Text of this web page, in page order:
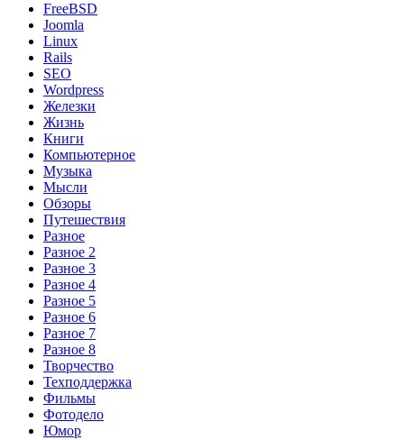
FreeBSD
Joomla
Linux
Rails
SEO
Wordpress
Железки
Жизнь
Книги
Компьютерное
Музыка
Мысли
Обзоры
Путешествия
Разное
Разное 2
Разное 3
Разное 4
Разное 5
Разное 6
Разное 7
Разное 8
Творчество
Техподдержка
Фильмы
Фотодело
Юмор